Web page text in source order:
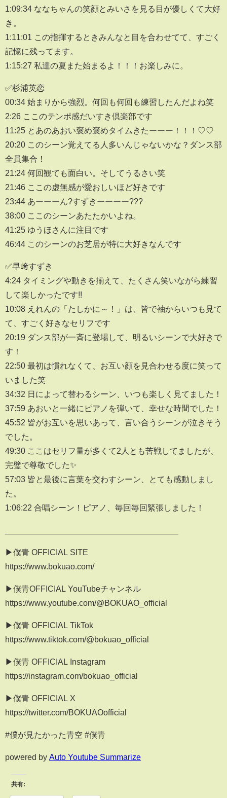
1:09:34 ななちゃんの笑顔とみいさを見る目が優しくて大好
き。
1:11:01 この指揮するときみんなと目を合わせてて、すごく
記憶に残ってます。
1:15:27 私達の夏また始まるよ！！！お楽しみに。
✅杉浦英恋
00:34 始まりから強烈。何回も何回も練習したんだよね笑
2:26 ここのテンポ感だいすき倶楽部です
11:25 とあのあおい褒め褒めタイムきたーーー！！！♡♡
20:20 このシーン覚えてる人多いんじゃないかな？ダンス部
全員集合！
21:24 何回観ても面白い。そしてうるさい笑
21:46 ここの虚無感が愛おしいほど好きです
23:44 あーーーん?すずきーーーー???
38:00 ここのシーンあたたかいよね。
41:25 ゆうほさんに注目です
46:44 このシーンのお芝居が特に大好きなんです
✅早﨑すずき
4:24 タイミングや動きを揃えて、たくさん笑いながら練習
して楽しかったです!!
10:08 えれんの「たしかに～！」は、皆で袖からいつも見て
て、すごく好きなセリフです
20:19 ダンス部が一斉に登場して、明るいシーンで大好きで
す！
22:50 最初は慣れなくて、お互い顔を見合わせる度に笑って
いました笑
34:32 日によって替わるシーン、いつも楽しく見てました！
37:59 あおいと一緒にピアノを弾いて、幸せな時間でした！
45:52 皆がお互いを思いあって、言い合うシーンが泣きそう
でした。
49:30 ここはセリフ量が多くて2人とも苦戦してましたが、
完璧で尊敬でした✨️
57:03 皆と最後に言葉を交わすシーン、とても感動しまし
た。
1:06:22 合唱シーン！ピアノ、毎回毎回緊張しました！
▶僕青 OFFICIAL SITE
https://www.bokuao.com/
▶僕青OFFICIAL YouTubeチャンネル
https://www.youtube.com/@BOKUAO_official
▶僕青 OFFICIAL TikTok
https://www.tiktok.com/@bokuao_official
▶僕青 OFFICIAL Instagram
https://instagram.com/bokuao_official
▶僕青 OFFICIAL X
https://twitter.com/BOKUAOofficial
#僕が見たかった青空 #僕青
powered by Auto Youtube Summarize
共有: